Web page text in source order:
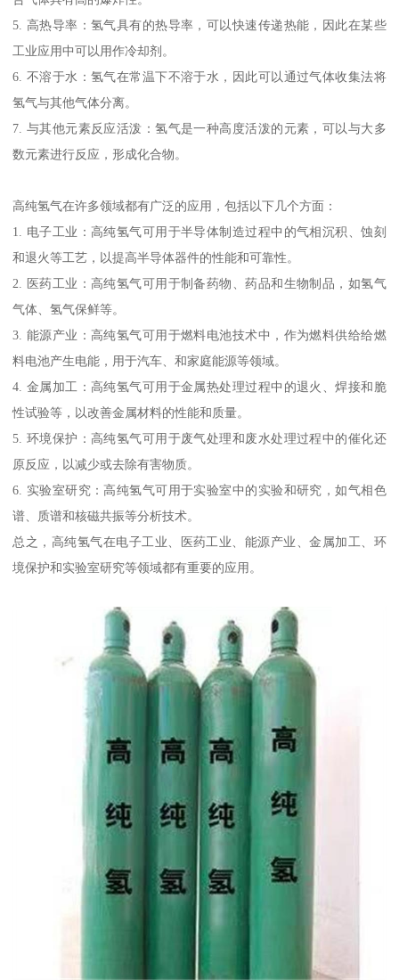
5. 高热导率：氢气具有的热导率，可以快速传递热能，因此在某些
工业应用中可以用作冷却剂。
6. 不溶于水：氢气在常温下不溶于水，因此可以通过气体收集法将
氢气与其他气体分离。
7. 与其他元素反应活泼：氢气是一种高度活泼的元素，可以与大多
数元素进行反应，形成化合物。
高纯氢气在许多领域都有广泛的应用，包括以下几个方面：
1. 电子工业：高纯氢气可用于半导体制造过程中的气相沉积、蚀刻
和退火等工艺，以提高半导体器件的性能和可靠性。
2. 医药工业：高纯氢气可用于制备药物、药品和生物制品，如氢气
气体、氢气保鲜等。
3. 能源产业：高纯氢气可用于燃料电池技术中，作为燃料供给给燃
料电池产生电能，用于汽车、和家庭能源等领域。
4. 金属加工：高纯氢气可用于金属热处理过程中的退火、焊接和脆
性试验等，以改善金属材料的性能和质量。
5. 环境保护：高纯氢气可用于废气处理和废水处理过程中的催化还
原反应，以减少或去除有害物质。
6. 实验室研究：高纯氢气可用于实验室中的实验和研究，如气相色
谱、质谱和核磁共振等分析技术。
总之，高纯氢气在电子工业、医药工业、能源产业、金属加工、环
境保护和实验室研究等领域都有重要的应用。